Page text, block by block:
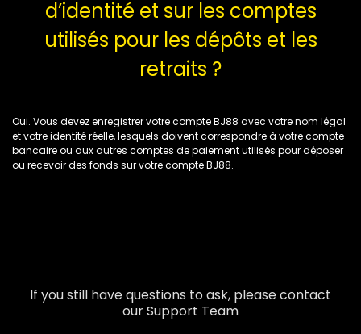
d’identité et sur les comptes
utilisés pour les dépôts et les
retraits ?
Oui. Vous devez enregistrer votre compte BJ88 avec votre nom légal
et votre identité réelle, lesquels doivent correspondre à votre compte
bancaire ou aux autres comptes de paiement utilisés pour déposer
ou recevoir des fonds sur votre compte BJ88.
If you still have questions to ask, please contact
our Support Team